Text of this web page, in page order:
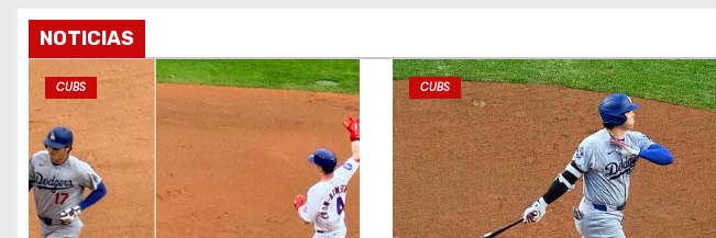
r
a
d
a
NOTICIAS
CUBS CUBS